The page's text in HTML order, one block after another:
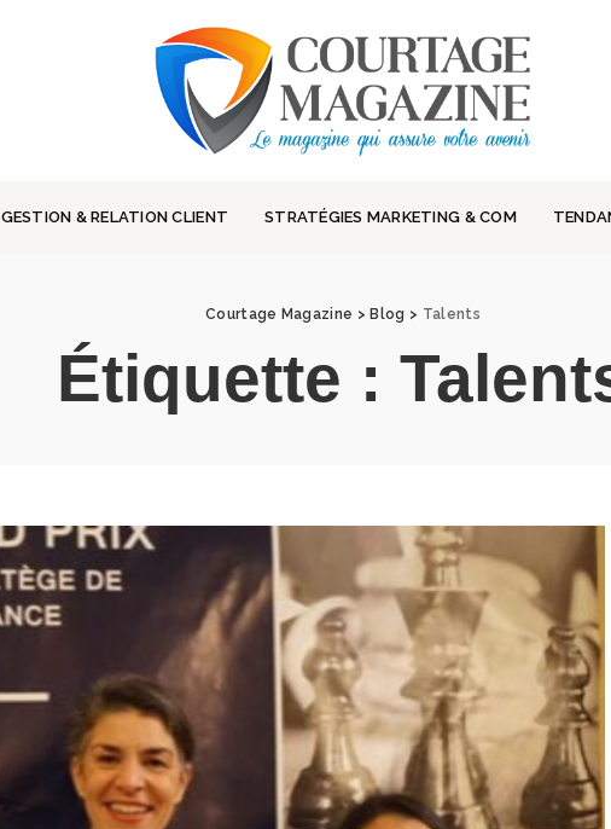
GESTION & RELATION CLIENT STRATÉGIES MARKETING & COM
Courtage Magazine > Blog > Talents
Étiquette :